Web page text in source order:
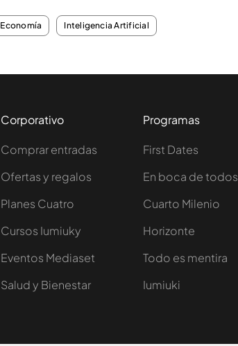
Economía Inteligencia Artificial
Corporativo
Comprar entradas
Ofertas y regalos
Planes Cuatro
Cursos Iumiuky
Eventos Mediaset
Salud y Bienestar
Programas
First Dates
En boca de todos
Cuarto Milenio
Horizonte
Todo es mentira
Iumiuki